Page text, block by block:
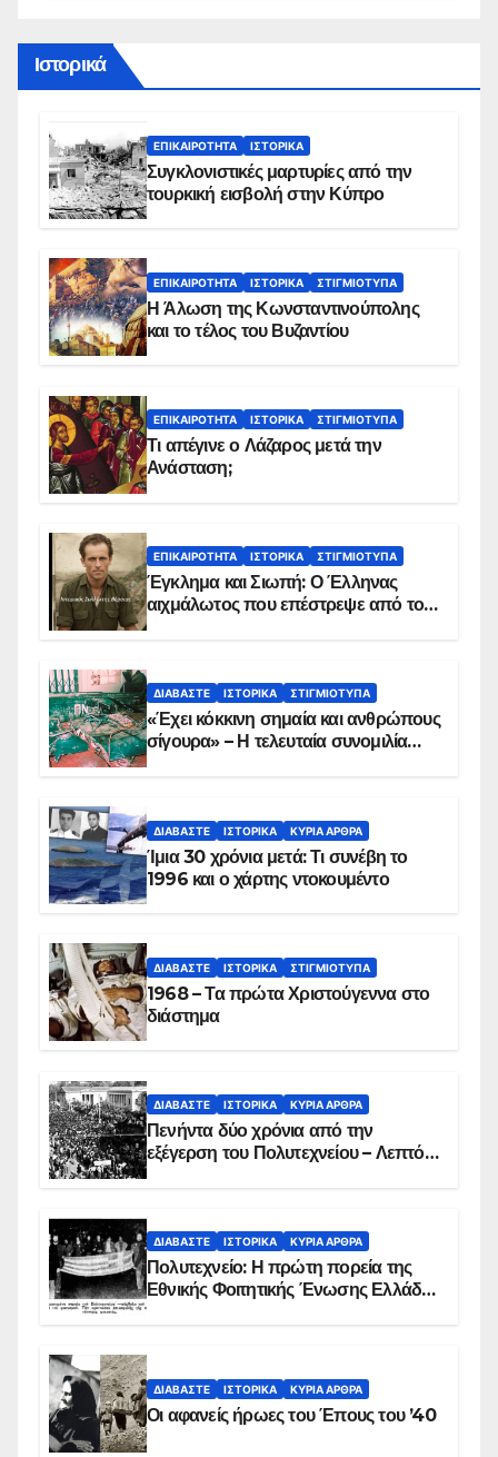
Ιστορικά
ΕΠΙΚΑΙΡΌΤΗΤΑ ΙΣΤΟΡΙΚΆ
Συγκλονιστικές μαρτυρίες από την
τουρκική εισβολή στην Κύπρο
ΕΠΙΚΑΙΡΌΤΗΤΑ ΙΣΤΟΡΙΚΆ ΣΤΙΓΜΙΌΤΥΠΑ
Η Άλωση της Κωνσταντινούπολης
και το τέλος του Βυζαντίου
ΕΠΙΚΑΙΡΌΤΗΤΑ ΙΣΤΟΡΙΚΆ ΣΤΙΓΜΙΌΤΥΠΑ
Τι απέγινε ο Λάζαρος μετά την
Ανάσταση;
ΕΠΙΚΑΙΡΌΤΗΤΑ ΙΣΤΟΡΙΚΆ ΣΤΙΓΜΙΌΤΥΠΑ
Έγκλημα και Σιωπή: Ο Έλληνας
αιχμάλωτος που επέστρεψε από το
ΔΙΑΒΆΣΤΕ ΙΣΤΟΡΙΚΆ ΣΤΙΓΜΙΌΤΥΠΑ
«Έχει κόκκινη σημαία και ανθρώπους
σίγουρα» – Η τελευταία συνομιλία
ΔΙΑΒΆΣΤΕ ΙΣΤΟΡΙΚΆ ΚΥΡΙΑ ΑΡΘΡΑ
Ίμια 30 χρόνια μετά: Τι συνέβη το
1996 και ο χάρτης ντοκουμέντο
ΔΙΑΒΆΣΤΕ ΙΣΤΟΡΙΚΆ ΣΤΙΓΜΙΌΤΥΠΑ
1968 – Τα πρώτα Χριστούγεννα στο
διάστημα
ΔΙΑΒΆΣΤΕ ΙΣΤΟΡΙΚΆ ΚΥΡΙΑ ΑΡΘΡΑ
Πενήντα δύο χρόνια από την
εξέγερση του Πολυτεχνείου – Λεπτό
ΔΙΑΒΆΣΤΕ ΙΣΤΟΡΙΚΆ ΚΥΡΙΑ ΑΡΘΡΑ
Πολυτεχνείο: Η πρώτη πορεία της
Εθνικής Φοιτητικής Ένωσης Ελλάδος
ΔΙΑΒΆΣΤΕ ΙΣΤΟΡΙΚΆ ΚΥΡΙΑ ΑΡΘΡΑ
Οι αφανείς ήρωες του Έπους του ’40